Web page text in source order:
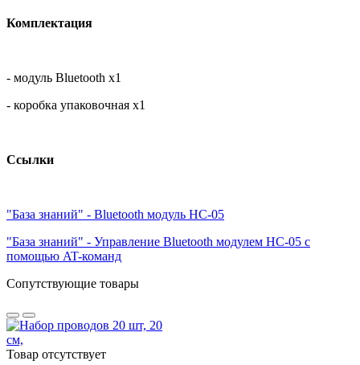
Комплектация
- модуль Bluetooth х1
- коробка упаковочная х1
Ссылки
"База знаний" - Bluetooth модуль HC-05
"База знаний" - Управление Bluetooth модулем HС-05 с
помощью AT-команд
Сопутствующие товары
Товар отсутствует